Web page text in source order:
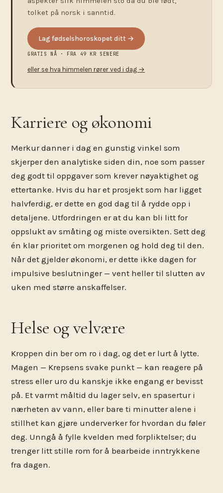
tolket på norsk i sanntid.
Lag fødselshoroskopet ditt →
GRATIS NÅ · FRA 49 KR SENERE
eller se hva himmelen rører ved i dag →
Karriere og økonomi
Merkur danner i dag en gunstig vinkel som
skjerper den analytiske siden din, noe som passer
deg godt til oppgaver som krever nøyaktighet og
ettertanke. Hvis du har et prosjekt som har ligget
halvferdig, er dette en god dag til å rydde opp i
detaljene. Utfordringen er at du kan bli litt for
oppslukt av småting og miste oversikten. Sett deg
én klar prioritet om morgenen og hold deg til den.
Når det gjelder økonomi, er dette ikke dagen for
impulsive beslutninger — vent heller til slutten av
uken med større anskaffelser.
Helse og velvære
Kroppen din ber om ro i dag, og det er lurt å lytte.
Magen — Krepsens svake punkt — kan reagere på
stress eller uro du kanskje ikke engang er bevisst
på. Et varmt måltid du lager selv, en spasertur i
nærheten av vann, eller bare ti minutter alene i
stillhet kan gjøre underverker for hvordan du føler
deg. Unngå å fylle kvelden med forpliktelser; du
trenger litt stille rom for å bearbeide inntrykkene
fra dagen.